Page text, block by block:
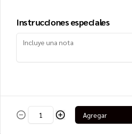
$8.950
Mango
Camarón
en mango,
$8.450
Instrucciones especiales
Agregar